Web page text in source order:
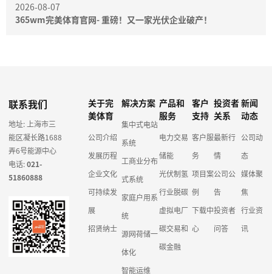
2026-08-07
365wm完美体育官网- 重磅！又一家光伏企业破产！
联系我们
地址: 上海市三
能区凝长路1688
弄6号能源中心
电话:021-
51860888
关于完
美体育
公司介绍
发展历程
企业文化
可持续发
展
招贤纳士
解决方案
集中式电站
系统
工商业分布
式系统
家庭户用系
统
源网荷储一
体化
智能运维
产品和
服务
电力交易
储能
光伏制氢
行业脱碳
虚拟电厂
碳交易和
碳金融
客户
支持
客户服
务
项目案
例
下载中
心
投资者
关系
最新行
情
公司公
告
投资者
问答
新闻
动态
公司动
态
媒体聚
焦
行业资
讯